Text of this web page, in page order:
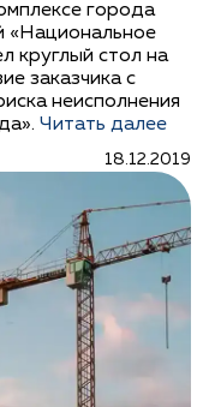
города
«Национальное
круглый стол на
заказчика с
неисполнения
Читать далее
18.12.2019